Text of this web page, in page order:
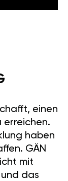
einen
erreichen.
haben
GÄN
mit
das